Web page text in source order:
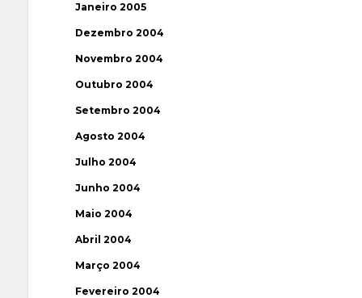
Janeiro 2005
Dezembro 2004
Novembro 2004
Outubro 2004
Setembro 2004
Agosto 2004
Julho 2004
Junho 2004
Maio 2004
Abril 2004
Março 2004
Fevereiro 2004